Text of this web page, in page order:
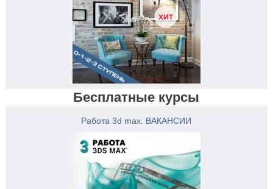
Бесплатные курсы
Работа 3d max. ВАКАНСИИ